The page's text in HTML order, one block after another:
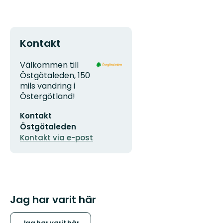
Kontakt
Adress
Välkommen till
Östgötaleden, 150
mils vandring i
Östergötland!
postadress
Kontakt
Östgötaleden
Kontakt via e-post
Organisationens
Jag har varit här